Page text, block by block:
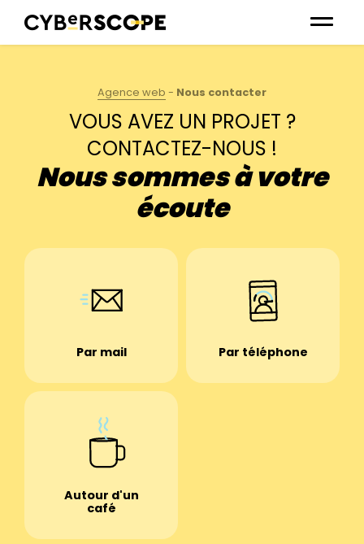
Agence web - Nous contacter
VOUS AVEZ UN PROJET ?
CONTACTEZ-NOUS !
Nous sommes à votre
écoute
Par mail Par téléphone
Autour d'un
café